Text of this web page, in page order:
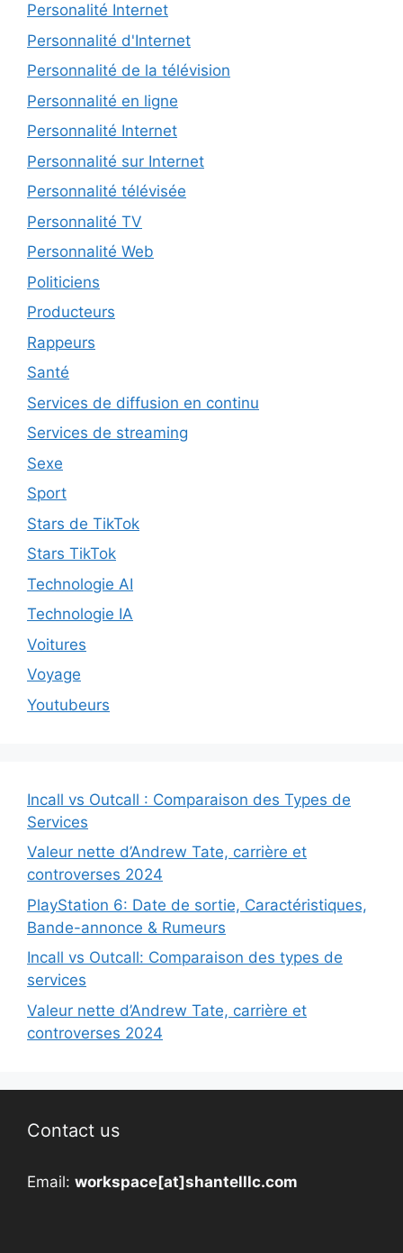
Personalité Internet
Personnalité d'Internet
Personnalité de la télévision
Personnalité en ligne
Personnalité Internet
Personnalité sur Internet
Personnalité télévisée
Personnalité TV
Personnalité Web
Politiciens
Producteurs
Rappeurs
Santé
Services de diffusion en continu
Services de streaming
Sexe
Sport
Stars de TikTok
Stars TikTok
Technologie AI
Technologie IA
Voitures
Voyage
Youtubeurs
Incall vs Outcall : Comparaison des Types de
Services
Valeur nette d’Andrew Tate, carrière et
controverses 2024
PlayStation 6: Date de sortie, Caractéristiques,
Bande-annonce & Rumeurs
Incall vs Outcall: Comparaison des types de
services
Valeur nette d’Andrew Tate, carrière et
controverses 2024
Contact us
Email: workspace[at]shantelllc.com